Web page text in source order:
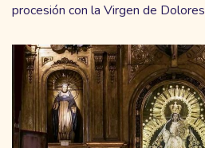
procesión con la Virgen de Dolores